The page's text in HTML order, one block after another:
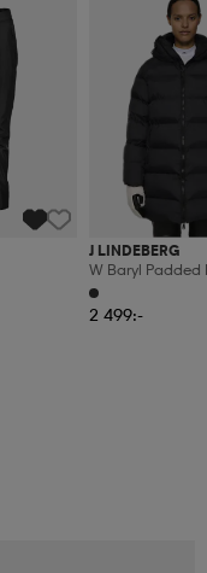
J LINDEBERG
W Baryl Padded
2 499:-